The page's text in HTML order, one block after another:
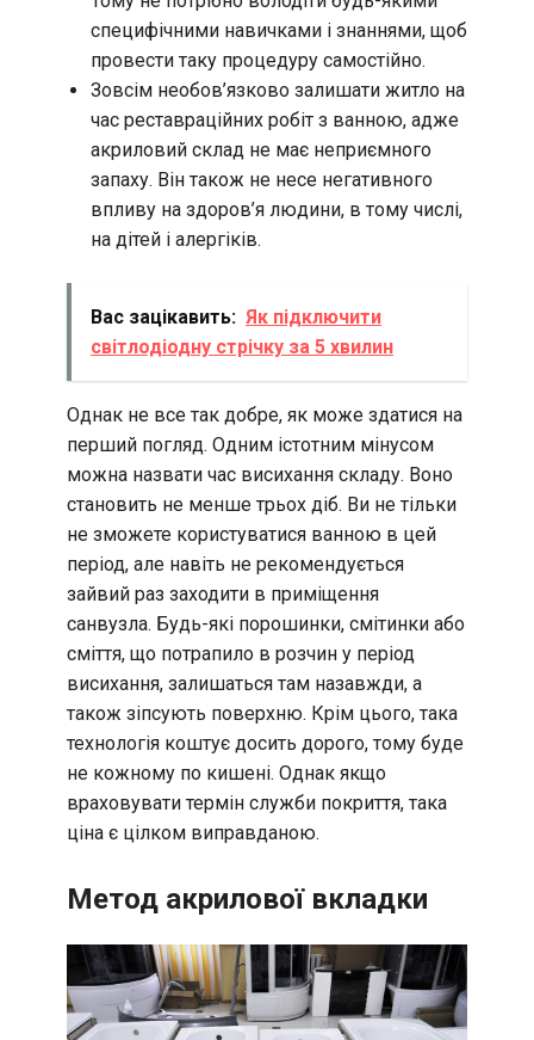
специфічними навичками і знаннями, щоб
провести таку процедуру самостійно.
Зовсім необов’язково залишати житло на
час реставраційних робіт з ванною, адже
акриловий склад не має неприємного
запаху. Він також не несе негативного
впливу на здоров’я людини, в тому числі,
на дітей і алергіків.
Вас зацікавить: Як підключити
світлодіодну стрічку за 5 хвилин
Однак не все так добре, як може здатися на
перший погляд. Одним істотним мінусом
можна назвати час висихання складу. Воно
становить не менше трьох діб. Ви не тільки
не зможете користуватися ванною в цей
період, але навіть не рекомендується
зайвий раз заходити в приміщення
санвузла. Будь-які порошинки, смітинки або
сміття, що потрапило в розчин у період
висихання, залишаться там назавжди, а
також зіпсують поверхню. Крім цього, така
технологія коштує досить дорого, тому буде
не кожному по кишені. Однак якщо
враховувати термін служби покриття, така
ціна є цілком виправданою.
Метод акрилової вкладки